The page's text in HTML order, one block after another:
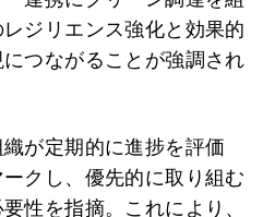
ジリエンス強化と効果的
つながることが強調され
が定期的に進捗を評価
クし、優先的に取り組む
性を指摘。これにより、